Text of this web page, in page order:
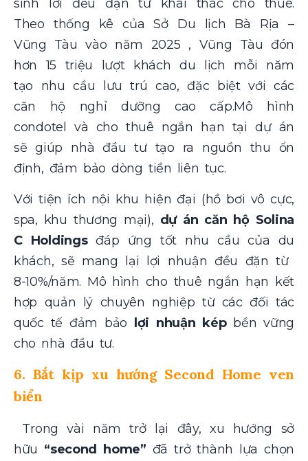
sinh lời đều đặn từ khai thác cho thuê.
Theo thống kê của Sở Du lịch Bà Rịa –
Vũng Tàu vào năm 2025 , Vũng Tàu đón
hơn 15 triệu lượt khách du lịch mỗi năm
tạo nhu cầu lưu trú cao, đặc biệt với các
căn hộ nghỉ dưỡng cao cấp.Mô hình
condotel và cho thuê ngắn hạn tại dự án
sẽ giúp nhà đầu tư tạo ra nguồn thu ổn
định, đảm bảo dòng tiền liên tục.
Với tiện ích nội khu hiện đại (hồ bơi vô cực,
spa, khu thương mại), dự án căn hộ Solina
C Holdingsđáp ứng tốt nhu cầu của du
khách, sẽ mang lại lợi nhuận đều đặn từ
8-10%/năm. Mô hình cho thuê ngắn hạn kết
hợp quản lý chuyên nghiệp từ các đối tác
quốc tế đảm bảo lợi nhuận képbền vững
cho nhà đầu tư.
6. Bắt kịp xu hướng Second Home ven
biển
Trong vài năm trở lại đây, xu hướng sở
hữu “second home” đã trở thành lựa chọn